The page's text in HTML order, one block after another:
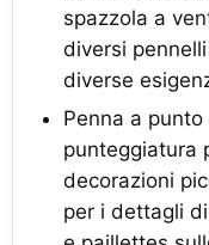
spazzola a
diversi
diverse
Penna a
punteggiatura
decorazioni
per i dettagli